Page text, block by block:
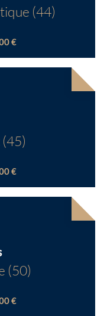
(44)
€
€
(50)
€